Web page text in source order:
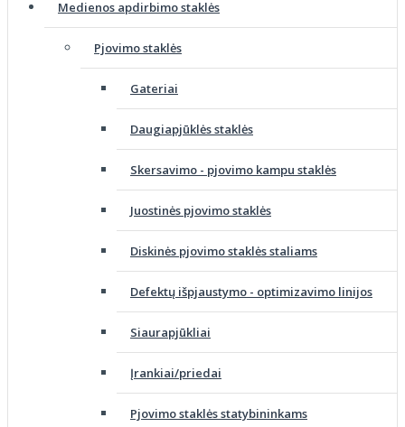
Medienos apdirbimo staklės
Pjovimo staklės
Gateriai
Daugiapjūklės staklės
Skersavimo - pjovimo kampu staklės
Juostinės pjovimo staklės
Diskinės pjovimo staklės staliams
Defektų išpjaustymo - optimizavimo linijos
Siaurapjūkliai
Įrankiai/priedai
Pjovimo staklės statybininkams